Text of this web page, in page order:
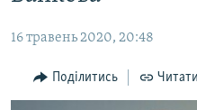
до
ІНТЕРВ'Ю
ВСЕ ЗА ДЕНЬ
16 травень 2020, 20:48
Поділитись